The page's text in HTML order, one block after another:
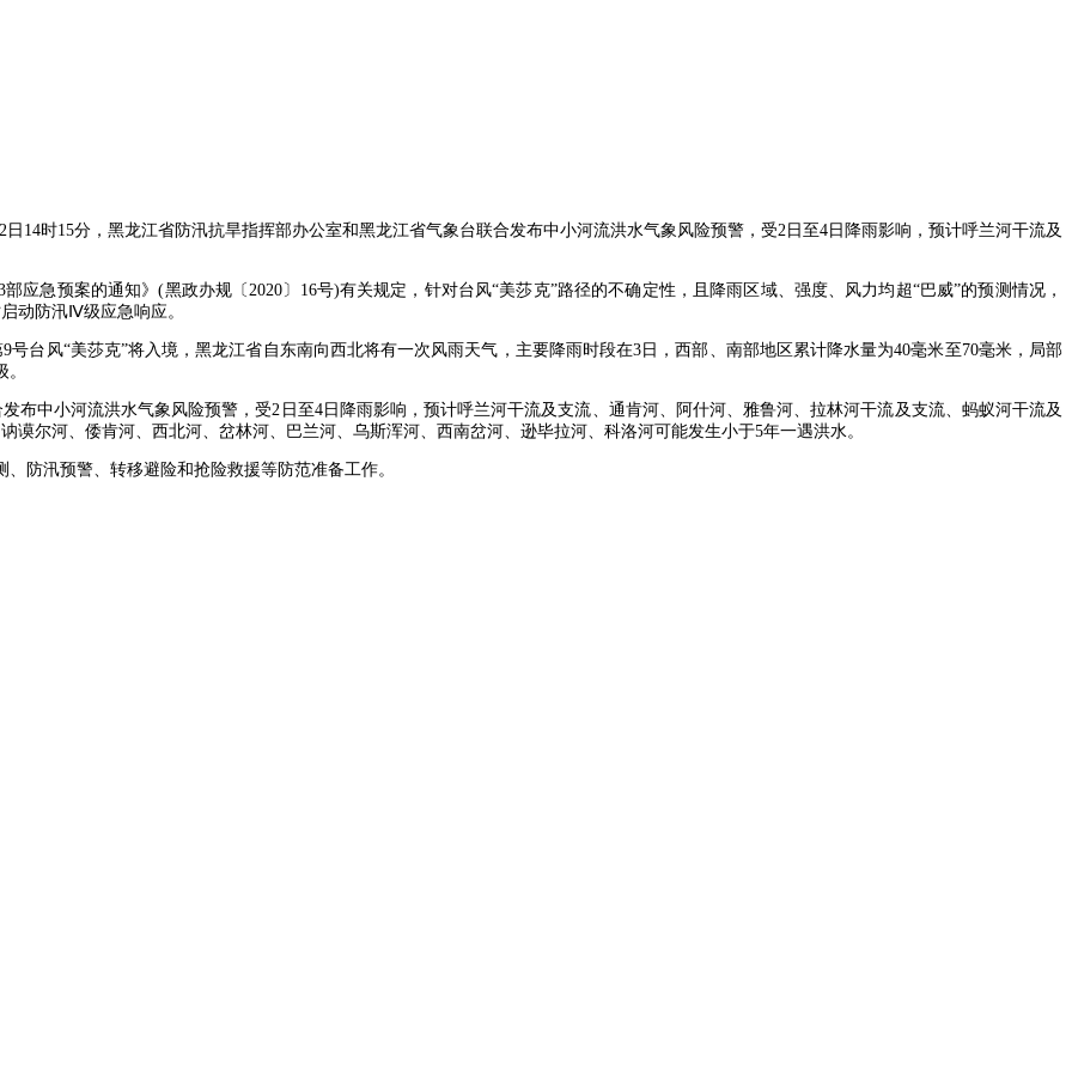
14时15分，黑龙江省防汛抗旱指挥部办公室和黑龙江省气象台联合发布中小河流洪水气象风险预警，受2日至4日降雨影响，预计呼兰河干流及
应急预案的通知》(黑政办规〔2020〕16号)有关规定，针对台风“美莎克”路径的不确定性，且降雨区域、强度、风力均超“巴威”的预测情况，
动防汛Ⅳ级应急响应。
台风“美莎克”将入境，黑龙江省自东南向西北将有一次风雨天气，主要降雨时段在3日，西部、南部地区累计降水量为40毫米至70毫米，局部
布中小河流洪水气象风险预警，受2日至4日降雨影响，预计呼兰河干流及支流、通肯河、阿什河、雅鲁河、拉林河干流及支流、蚂蚁河干流及
尔河、倭肯河、西北河、岔林河、巴兰河、乌斯浑河、西南岔河、逊毕拉河、科洛河可能发生小于5年一遇洪水。
防汛预警、转移避险和抢险救援等防范准备工作。